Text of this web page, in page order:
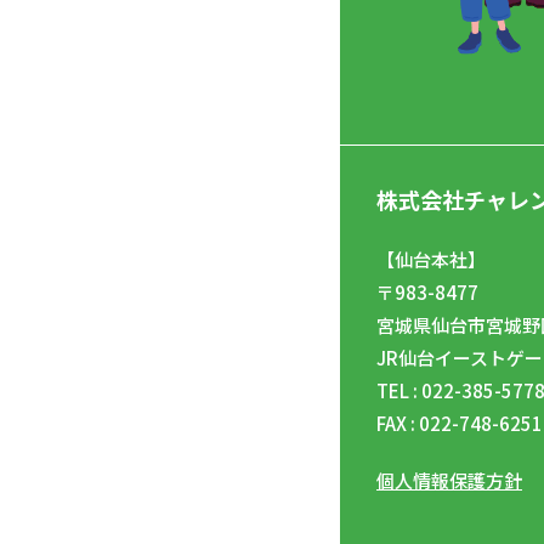
株式会社チャレ
【仙台本社】
〒983-8477
宮城県仙台市宮城
JR仙台イーストゲ
TEL : 022-385-5778
FAX : 022-748-6251
個人情報保護方針